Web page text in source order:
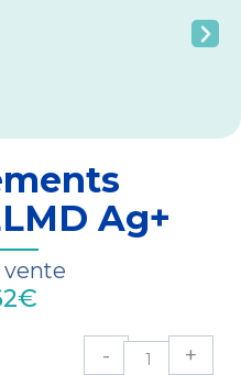
Ag+
vente
€
- +